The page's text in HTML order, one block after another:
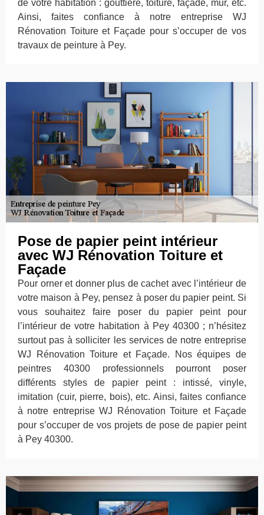
de votre habitation : gouttière, toiture, façade, mur, etc.
Ainsi, faites confiance à notre entreprise WJ
Rénovation Toiture et Façade pour s’occuper de vos
travaux de peinture à Pey.
Pose de papier peint intérieur
avec WJ Rénovation Toiture et
Façade
Pour orner et donner plus de cachet avec l’intérieur de
votre maison à Pey, pensez à poser du papier peint. Si
vous souhaitez faire poser du papier peint pour
l’intérieur de votre habitation à Pey 40300 ; n’hésitez
surtout pas à solliciter les services de notre entreprise
WJ Rénovation Toiture et Façade. Nos équipes de
peintres 40300 professionnels pourront poser
différents styles de papier peint : intissé, vinyle,
imitation (cuir, pierre, bois), etc. Ainsi, faites confiance
à notre entreprise WJ Rénovation Toiture et Façade
pour s’occuper de vos projets de pose de papier peint
à Pey 40300.